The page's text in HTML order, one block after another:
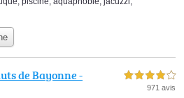
de Bayonne -
4,0 étoiles sur 5
971 avis